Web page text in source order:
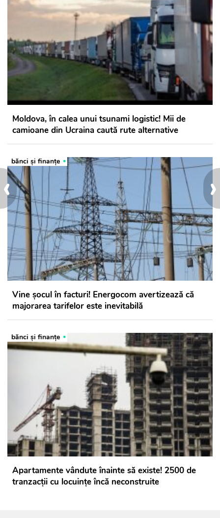
›
‹
Moldova, în calea unui tsunami logistic! Mii de
camioane din Ucraina caută rute alternative
bănci şi finanţe
Vine șocul în facturi! Energocom avertizează că
majorarea tarifelor este inevitabilă
bănci şi finanţe
Apartamente vândute înainte să existe! 2500 de
tranzacții cu locuințe încă neconstruite